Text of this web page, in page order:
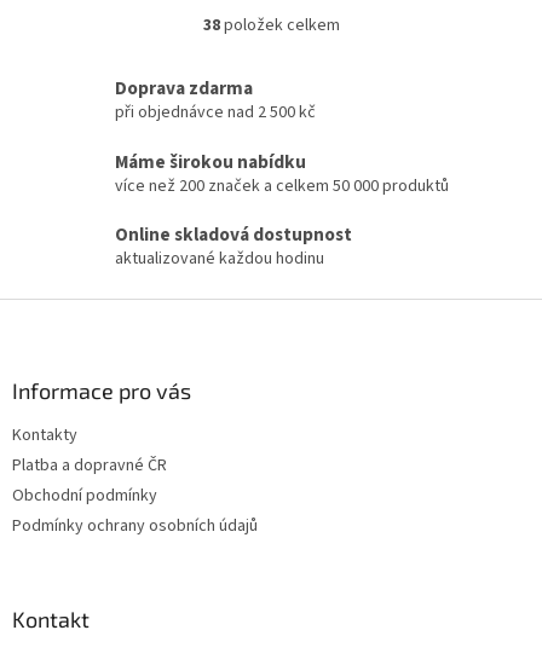
akumulátorem a USB nabíječem.
O
á
a
c
í
r
v
38položek celkem
Doprava zdarma
při objednávce nad 2 500 kč
Máme širokou nabídku
více než 200 značek a celkem 50 000 produktů
Online skladová dostupnost
aktualizované každou hodinu
Informace pro vás
Kontakty
Platba a dopravné ČR
Obchodní podmínky
Podmínky ochrany osobních údajů
Kontakt